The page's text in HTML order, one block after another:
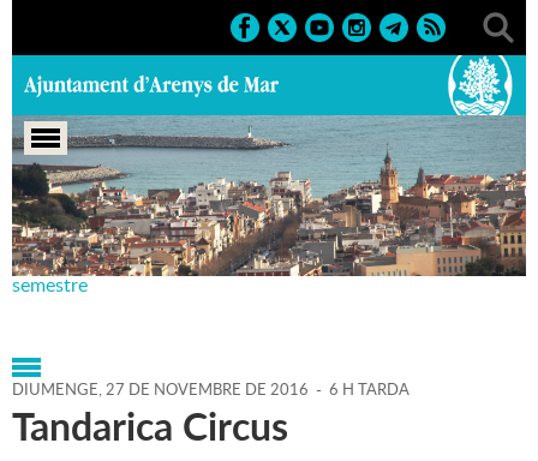
Portada > Agenda > 27-11-
2016 > Marcs > Culturals > 2016 > Teatre Principal 2n
semestre
DIUMENGE,27 DE NOVEMBRE DE 2016 - 6 H TARDA
Tandarica Circus